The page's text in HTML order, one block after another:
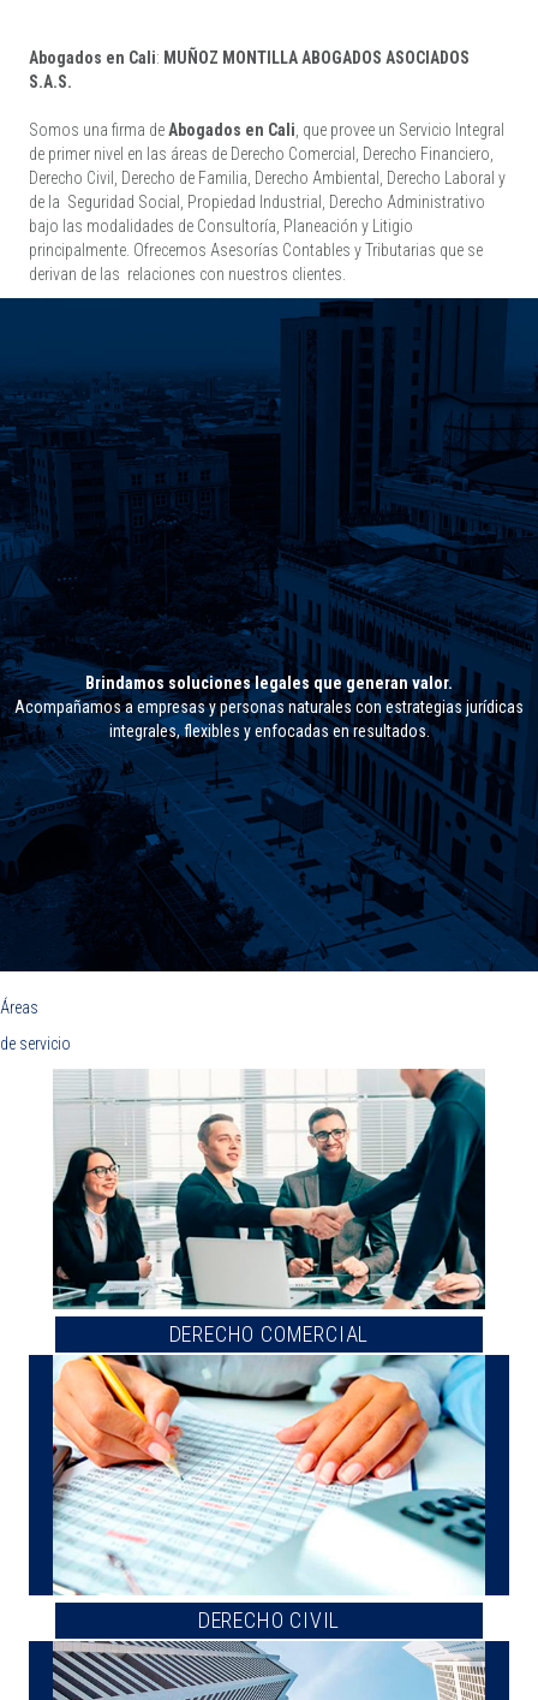
Abogados en Cali: MUÑOZ MONTILLA ABOGADOS ASOCIADOS
S.A.S.
Somos una firma de Abogados en Cali , que provee un Servicio Integral
de primer nivel en las áreas de Derecho Comercial, Derecho Financiero,
Derecho Civil, Derecho de Familia, Derecho Ambiental, Derecho Laboral y
de la Seguridad Social, Propiedad Industrial, Derecho Administrativo
bajo las modalidades de Consultoría, Planeación y Litigio
principalmente. Ofrecemos Asesorías Contables y Tributarias que se
derivan de las relaciones con nuestros clientes.
Brindamos soluciones legales que generan valor.
Acompañamos a empresas y personas naturales con estrategias jurídicas
integrales, flexibles y enfocadas en resultados.
Áreas
de servicio
DERECHO COMERCIAL
DERECHO CIVIL